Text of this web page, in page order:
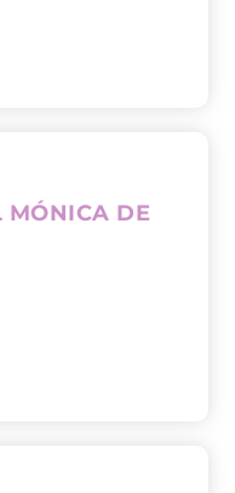
MÓNICA DE